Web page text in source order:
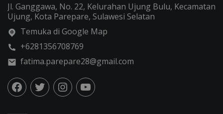
Jl. Ganggawa, No. 22, Kelurahan Ujung Bulu, Kecamatan
Ujung, Kota Parepare, Sulawesi Selatan
Temuka di Google Map
+6281356708769
fatima.parepare28@gmail.com